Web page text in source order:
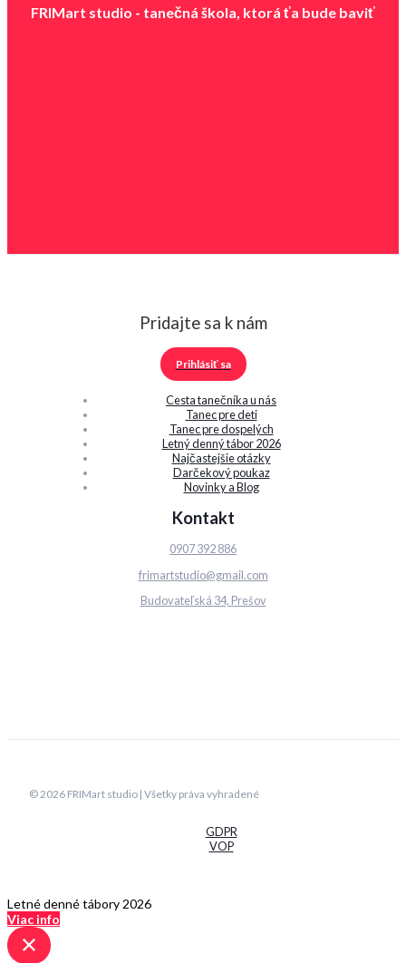
FRIMart studio - tanečná škola, ktorá ťa bude baviť
Pridajte sa k nám
Prihlásiť sa
Cesta tanečníka u nás
Tanec pre deti
Tanec pre dospelých
Letný denný tábor 2026
Najčastejšie otázky
Darčekový poukaz
Novinky a Blog
Kontakt
0907 392 886
frimartstudio@gmail.com
Budovateľská 34, Prešov
© 2026 FRIMart studio | Všetky práva vyhradené
GDPR
VOP
Letné denné tábory 2026
Viac info